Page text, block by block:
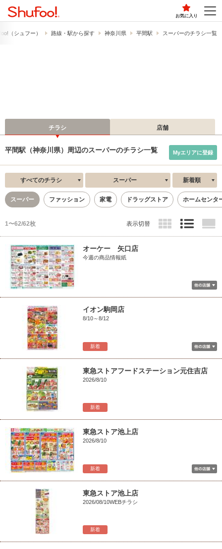
お気に入り
（シュフー） 路線・駅から探す 神奈川県 平間駅 スーパーのチラシ一覧
チラシ 店舗
平間駅（神奈川県）周辺のスーパーのチラシ一覧 Myエリアに登録
すべてのチラシ スーパー 新着順
スーパー ファッション 家電 ドラッグストア ホームセンタ
1〜62/62枚 表示切替
オーケー 矢口店
今週の商品情報紙
新着
イオン駒岡店
8/10～8/12
新着
東急ストアフードステーション元住吉店
2026/8/10
新着
東急ストア池上店
2026/8/10
新着
東急ストア池上店
2026/08/10WEBチラシ